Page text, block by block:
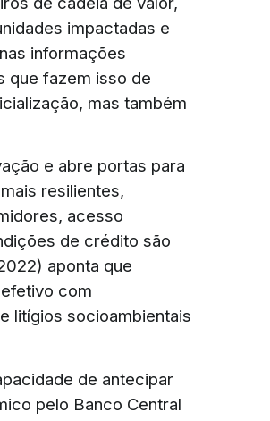
impactadas e
informações
que fazem isso de
mas também
e abre portas para
resilientes,
acesso
de crédito são
aponta que
com
litígios socioambientais
de antecipar
pelo Banco Central